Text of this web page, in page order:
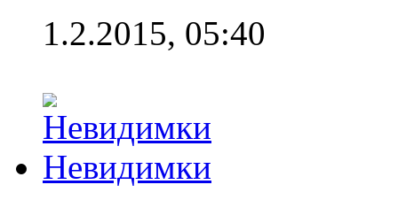
1.2.2015, 05:40
Невидимки